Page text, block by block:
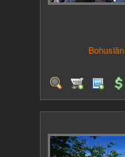
Bohuslän